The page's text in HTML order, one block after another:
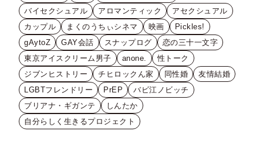
バイセクシュアル
アロマンティック
アセクシュアル
カップル
まくのうちぃシネマ 映画
Pickles!
gAytoZ
GAY会話 スナップログ
恋の三十一文字
東京アイスクリーム男子
anone.
性トーク
ジブンヒストリー
チヒロックん家 同性婚
友情結婚
LGBTフレンドリー
PrEP
バビ江ノビッチ
ブリアナ・ギガンテ
しんたか
自分らしく生きるプロジェクト